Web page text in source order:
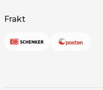
Frakt